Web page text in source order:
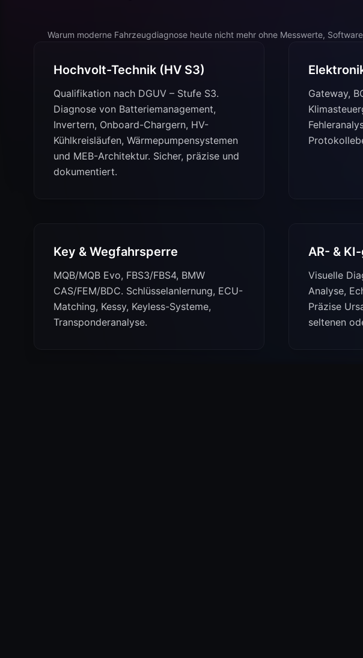
Warum moderne Fahrzeugdiagnose heute nicht mehr ohne Messwerte,
Hochvolt-Technik (HV S3)
Qualifikation nach DGUV – Stufe S3.
Diagnose von Batteriemanagement,
Invertern, Onboard-Chargern, HV-
Kühlkreisläufen, Wärmepumpensystemen
und MEB-Architektur. Sicher, präzise und
dokumentiert.
Gateway,
Key & Wegfahrsperre
MQB/MQB Evo, FBS3/FBS4, BMW
CAS/FEM/BDC. Schlüsselanlernung, ECU-
Matching, Kessy, Keyless-Systeme,
Transponderanalyse.
AR- &
Visuelle
Analyse,
Präzise
seltenen